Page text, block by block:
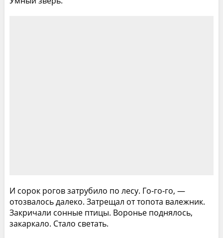
И сорок рогов затрубило по лесу. Го-го-го, —
отозвалось далеко. Затрещал от топота валежник.
Закричали сонные птицы. Воронье поднялось,
закаркало. Стало светать.